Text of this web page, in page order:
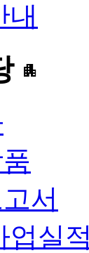
내
apartment
서
업실적